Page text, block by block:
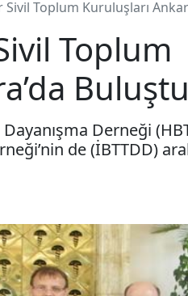
Sivil Toplum Kuruluşları
Toplum
Buluştu
Derneği
de (İBTTDD)